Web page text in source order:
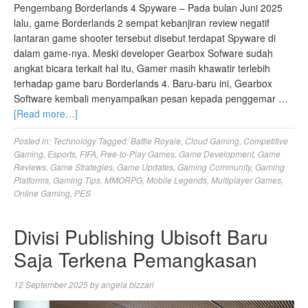
Pengembang Borderlands 4 Spyware – Pada bulan Juni 2025
lalu, game Borderlands 2 sempat kebanjiran review negatif
lantaran game shooter tersebut disebut terdapat Spyware di
dalam game-nya. Meski developer Gearbox Sofware sudah
angkat bicara terkait hal itu, Gamer masih khawatir terlebih
terhadap game baru Borderlands 4. Baru-baru ini, Gearbox
Software kembali menyampaikan pesan kepada penggemar …
[Read more…]
Posted in: Technology Tagged:Battle Royale Cloud Gaming Competitive
Gaming Esports FIFA Free-to-Play Games Game Development, Game
Reviews Game Strategies Game Updates Gaming Community, Gaming
Platforms Gaming Tips MMORPG Mobile Legends Multiplayer Games
Online Gaming PES
Divisi Publishing Ubisoft Baru
Saja Terkena Pemangkasan
12 September 2025byangela bizzari